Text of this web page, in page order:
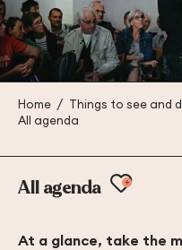
Home Things to see and
All agenda
All agenda
At a glance, take the